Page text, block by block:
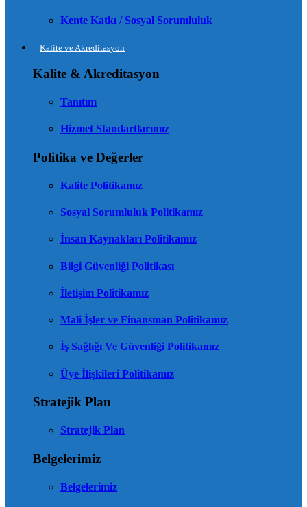
Kente Katkı / Sosyal Sorumluluk
Kalite ve Akreditasyon
Kalite & Akreditasyon
Tanıtım
Hizmet Standartlarımız
Politika ve Değerler
Kalite Politikamız
Sosyal Sorumluluk Politikamız
İnsan Kaynakları Politikamız
Bilgi Güvenliği Politikası
İletişim Politikamız
Mali İşler ve Finansman Politikamız
İş Sağlığı Ve Güvenliği Politikamız
Üye İlişkileri Politikamız
Stratejik Plan
Stratejik Plan
Belgelerimiz
Belgelerimiz